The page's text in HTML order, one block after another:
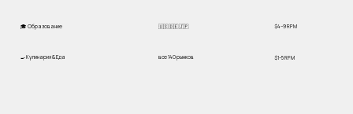
🎓 Образование 🇺🇸 🇩🇪 🇯🇵 $4–9 RPM
🍳 Кулинария & Еда все 140 рынков $1–5 RPM